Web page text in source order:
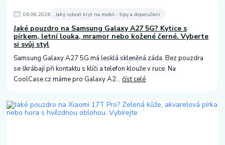
06.08.2026 Jaký vybrat kryt na mobil - tipy a doporučení
Jaké pouzdro na Samsung Galaxy A27 5G? Kytice s
pírkem, letní louka, mramor nebo kožené černé. Vyberte
si svůj styl
Samsung Galaxy A27 5G má lesklá skleněná záda. Bez pouzdra
se škrábají při kontaktu s klíči a telefon klouže v ruce. Na
CoolCase.cz máme pro Galaxy A2...číst celé